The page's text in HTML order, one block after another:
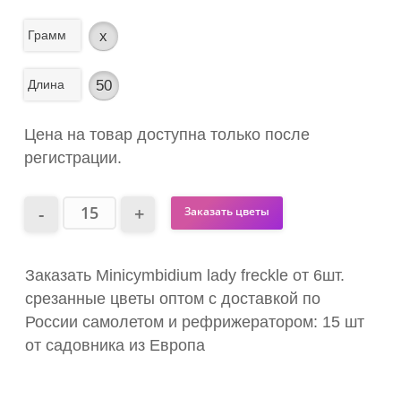
Грамм x
Длина 50
Цена на товар доступна только после
регистрации.
Заказать цветы
Заказать Minicymbidium lady freckle от 6шт.
срезанные цветы оптом с доставкой по
России самолетом и рефрижератором: 15 шт
от садовника из Европа